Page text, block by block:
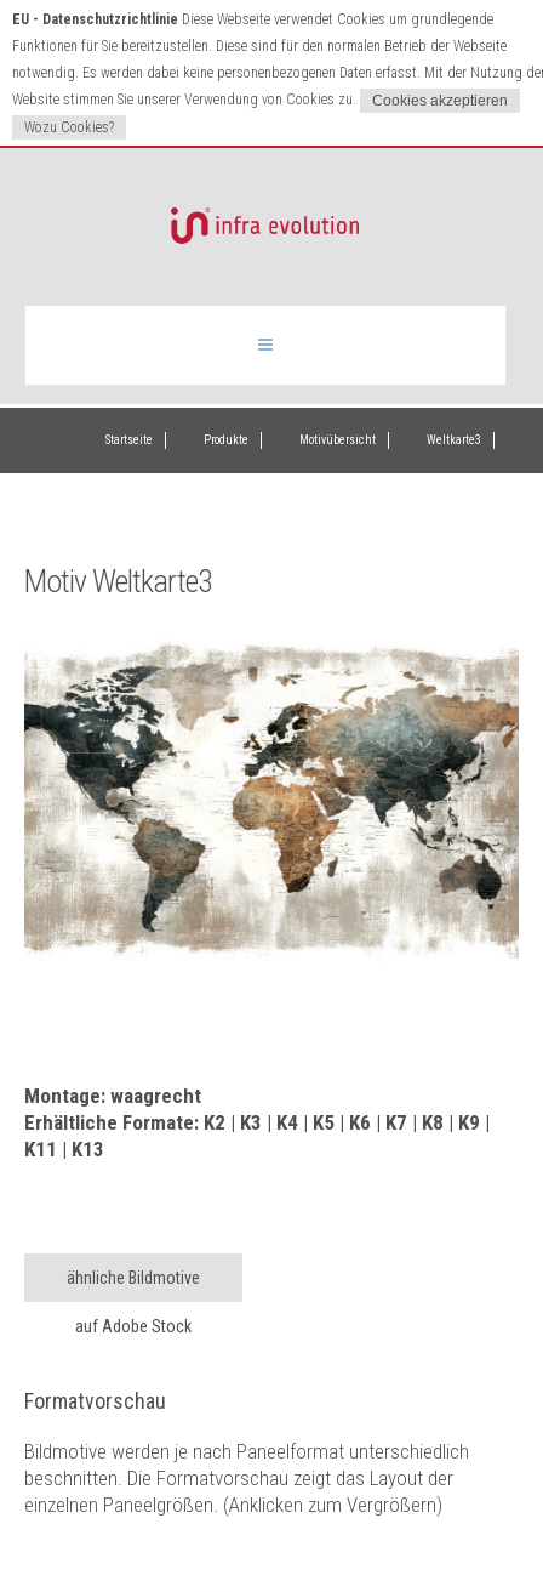
EU - Datenschutzrichtlinie Diese Webseite verwendet Cookies um grundlegende
Funktionen für Sie bereitzustellen. Diese sind für den normalen Betrieb der Webseite
notwendig. Es werden dabei keine personenbezogenen Daten erfasst. Mit der Nutzung
Website stimmen Sie unserer Verwendung von Cookies zu.
Wozu Cookies?
Infrarotheizung
Kontakt
Startseite Produkte Motivübersicht Weltkarte3
Motiv Weltkarte3
Montage: waagrecht
Erhältliche Formate: K2 | K3 | K4 | K5 | K6 | K7 | K8 | K9 |
K11 | K13
ähnliche Bildmotive
auf Adobe Stock
Formatvorschau
Bildmotive werden je nach Paneelformat unterschiedlich
beschnitten. Die Formatvorschau zeigt das Layout der
einzelnen Paneelgrößen. (Anklicken zum Vergrößern)